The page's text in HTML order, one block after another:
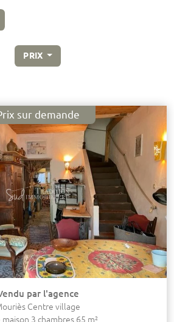
PRIX
sur demande
par l'agence
Centre village
3 chambres 65 m²